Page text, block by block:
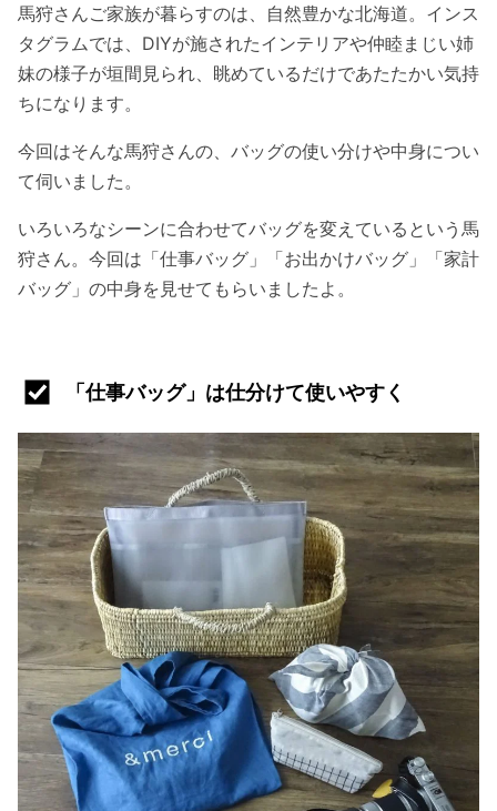
馬狩さんご家族が暮らすのは、自然豊かな北海道。インス
タグラムでは、DIYが施されたインテリアや仲睦まじい姉
妹の様子が垣間見られ、眺めているだけであたたかい気持
ちになります。
今回はそんな馬狩さんの、バッグの使い分けや中身につい
て伺いました。
いろいろなシーンに合わせてバッグを変えているという馬
狩さん。今回は「仕事バッグ」「お出かけバッグ」「家計
バッグ」の中身を見せてもらいましたよ。
「仕事バッグ」は仕分けて使いやすく